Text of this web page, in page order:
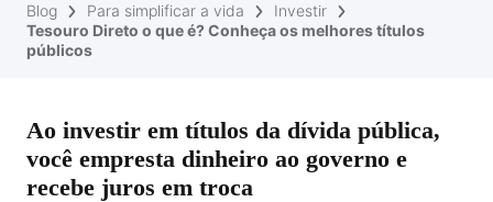
Blog Para simplificar a vida
Investir
Tesouro Direto o que é? Conheça os melhores títulos
públicos
Ao investir em títulos da dívida pública,
você empresta dinheiro ao governo e
recebe juros em troca